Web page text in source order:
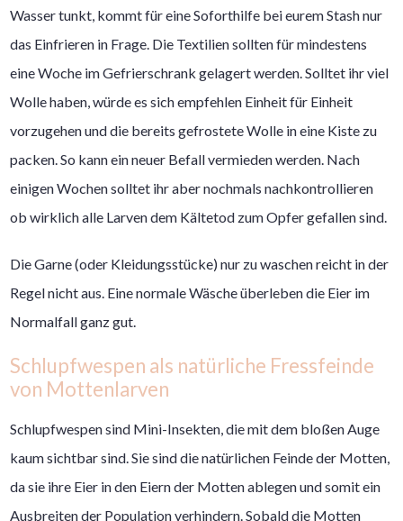
Wasser tunkt, kommt für eine Soforthilfe bei eurem Stash nur
das Einfrieren in Frage. Die Textilien sollten für mindestens
eine Woche im Gefrierschrank gelagert werden. Solltet ihr viel
Wolle haben, würde es sich empfehlen Einheit für Einheit
vorzugehen und die bereits gefrostete Wolle in eine Kiste zu
packen. So kann ein neuer Befall vermieden werden. Nach
einigen Wochen solltet ihr aber nochmals nachkontrollieren
ob wirklich alle Larven dem Kältetod zum Opfer gefallen sind.
Die Garne (oder Kleidungsstücke) nur zu waschen reicht in der
Regel nicht aus. Eine normale Wäsche überleben die Eier im
Normalfall ganz gut.
Schlupfwespen als natürliche Fressfeinde
von Mottenlarven
Schlupfwespen sind Mini-Insekten, die mit dem bloßen Auge
kaum sichtbar sind. Sie sind die natürlichen Feinde der Motten,
da sie ihre Eier in den Eiern der Motten ablegen und somit ein
Ausbreiten der Population verhindern. Sobald die Motten